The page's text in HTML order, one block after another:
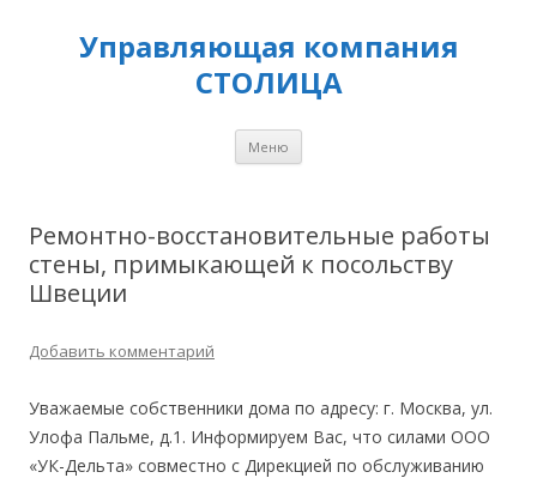
Управляющая компания
СТОЛИЦА
Меню
Ремонтно-восстановительные работы
стены, примыкающей к посольству
Швеции
Добавить комментарий
Уважаемые собственники дома по адресу: г. Москва, ул.
Улофа Пальме, д.1. Информируем Вас, что силами ООО
«УК-Дельта» совместно с Дирекцией по обслуживанию